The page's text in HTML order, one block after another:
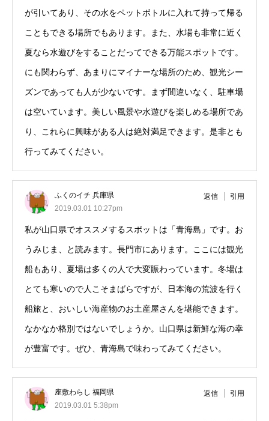
が引いてあり、その水をペットボトルに入れて持って帰る
こともできる場所でもあります。また、水場も非常に近く
夏なら水遊びをすることだってできる万能スポットです。
にも関わらず、あまりにマイナーな場所のため、観光シー
ズンであっても人が少ないです。まず間違いなく、駐車場
は空いています。美しい風景や水遊びを楽しめる場所であ
り、これらに興味がある人は絶対満足できます。是非とも
行ってみてください。
ふくのイチ 兵庫県
2019.03.01 10:27pm
返信 引用
私が山口県でオススメするスポットは「青海島」です。お
うみじま、と読みます。長門市にあります。ここには観光
船もあり、夏場は多くの人で大変賑わっています。冬場は
とても寒いので人こそまばらですが、日本海の荒波を行く
船旅と、おいしい海産物のお土産屋さんを堪能できます。
なかなか格別ではないでしょうか。山口県は新鮮な海の幸
が豊富です。ぜひ、青海島で味わってみてください。
座敷わらし 福岡県
2019.03.01 5:38pm
返信 引用